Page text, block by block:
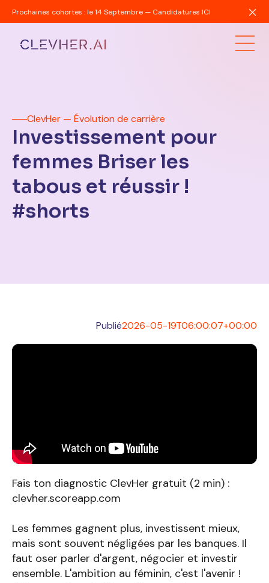
Prochaines cohortes : le 14 Septembre — Candidatures ICI
ClevHer — Évolution de carrière
Investissement pour
femmes Briser les
tabous et réussir !
#shorts
Publié2026-05-19T06:00:07+00:00
Fais ton diagnostic ClevHer gratuit (2 min) :
clevher.scoreapp.com
Les femmes gagnent plus, investissent mieux,
mais sont souvent négligées par les banques. Il
faut oser parler d'argent, négocier et investir
ensemble. L'ambition au féminin, c'est l'avenir !